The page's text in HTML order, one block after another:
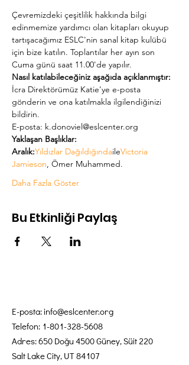
Çevremizdeki çeşitlilik hakkında bilgi
edinmemize yardımcı olan kitapları okuyup
tartışacağımız ESLC'nin sanal kitap kulübü
için bize katılın. Toplantılar her ayın son
Cuma günü saat 11.00'de yapılır.
Nasıl katılabileceğiniz aşağıda açıklanmıştır:
İcra Direktörümüz Katie'ye e-posta
gönderin ve ona katılmakla ilgilendiğinizi
bildirin.
E-posta: k.donoviel@eslcenter.org
Yaklaşan Başlıklar:
Aralık:Yıldızlar DağıldığındaileVictoria
Jamieson, Ömer Muhammed.
Daha Fazla Göster
Bu Etkinliği Paylaş
E-posta:info@eslcenter.org
Telefon: 1-801-328-5608
Adres: 650 Doğu 4500 Güney, Süit 220
Salt Lake City, UT 84107